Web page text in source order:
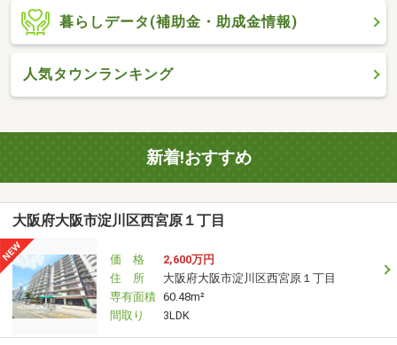
暮らしデータ(補助金・助成金情報)
人気タウンランキング
新着!おすすめ
大阪府大阪市淀川区西宮原１丁目
価 格
2,600万円
住 所
大阪府大阪市淀川区西宮原１丁目
専有面積 60.48m²
間取り
3LDK